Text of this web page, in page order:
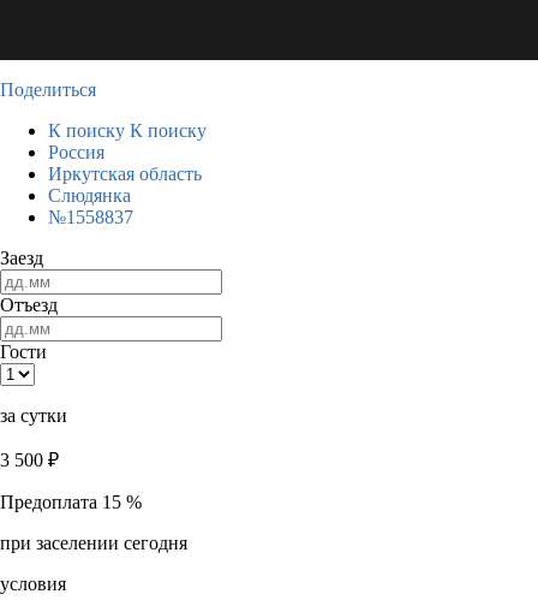
Поделиться
К поиску К поиску
Россия
Иркутская область
Слюдянка
№1558837
Заезд
Отъезд
Гости
за сутки
3 500 ₽
Предоплата 15 %
при заселении сегодня
условия